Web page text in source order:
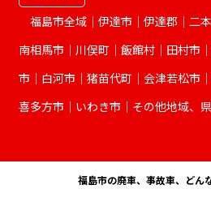
福島市全域｜伊達市｜伊達郡｜二
南相馬市｜川俣町｜飯館村｜田村市
市｜白河市｜猪苗代町｜会津若松市
喜多方市｜いわき市｜その他地域、
福島市の廃車、事故車、どん